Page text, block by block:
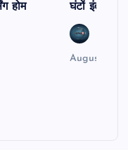
होम
घंटों इंतजार
August 6,